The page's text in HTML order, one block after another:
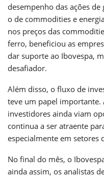
desempenho das ações
o de commodities e
nos preços das
ferro, beneficiou as
dar suporte ao Ibovespa,
desafiador.
Além disso, o fluxo de
teve um papel importante.
investidores ainda viam
continua a ser atraente
especialmente em setores
No final do mês, o
ainda assim, os analistas